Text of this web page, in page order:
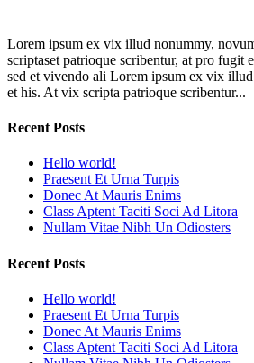
Lorem ipsum ex vix illud nonummy,
scriptaset patrioque scribentur, at pro fugit
sed et vivendo ali Lorem ipsum ex vix
et his. At vix scripta patrioque scribentur...
Recent Posts
Hello world!
Praesent Et Urna Turpis
Donec At Mauris Enims
Class Aptent Taciti Soci Ad Litora
Nullam Vitae Nibh Un Odiosters
Recent Posts
Hello world!
Praesent Et Urna Turpis
Donec At Mauris Enims
Class Aptent Taciti Soci Ad Litora